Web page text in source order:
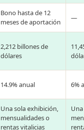
Bono hasta de 12
meses de aportación
—
2,212 billones de
dólares
14.9% anual 6%
Una sola exhibición,
mensualidades o
rentas vitalicias